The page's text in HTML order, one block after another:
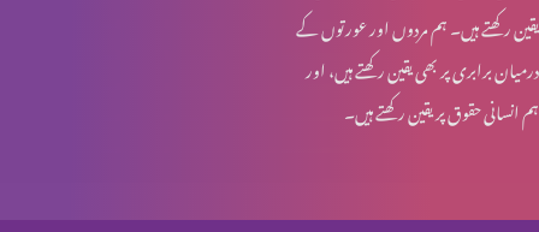
فرشتوں میں جماعتی بندش (پارٹ 1)
یقین رکھتے ہیں۔ ہم مردوں اور عورتوں کے
درمیان برابری پر بھی یقین رکھتے ہیں، اور
ہم انسانی حقوق پر یقین رکھتے ہیں۔